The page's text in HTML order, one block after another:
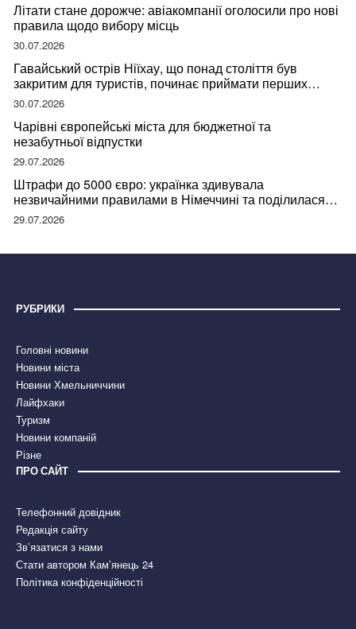
Літати стане дорожче: авіакомпанії оголосили про нові
правила щодо вибору місць
30.07.2026
Гавайський острів Ніїхау, що понад століття був
закритим для туристів, починає приймати перших
відвідувачів
30.07.2026
Чарівні європейські міста для бюджетної та
незабутньої відпустки
29.07.2026
Штрафи до 5000 євро: українка здивувала
незвичайними правилами в Німеччині та поділилася
правдою
29.07.2026
РУБРИКИ
Головні новини
Новини міста
Новини Хмельниччини
Лайфхаки
Туризм
Новини компаній
Різне
ПРО САЙТ
Телефонний довідник
Редакція сайту
Зв’язатися з нами
Стати автором Кам’янець 24
Політика конфіденційності